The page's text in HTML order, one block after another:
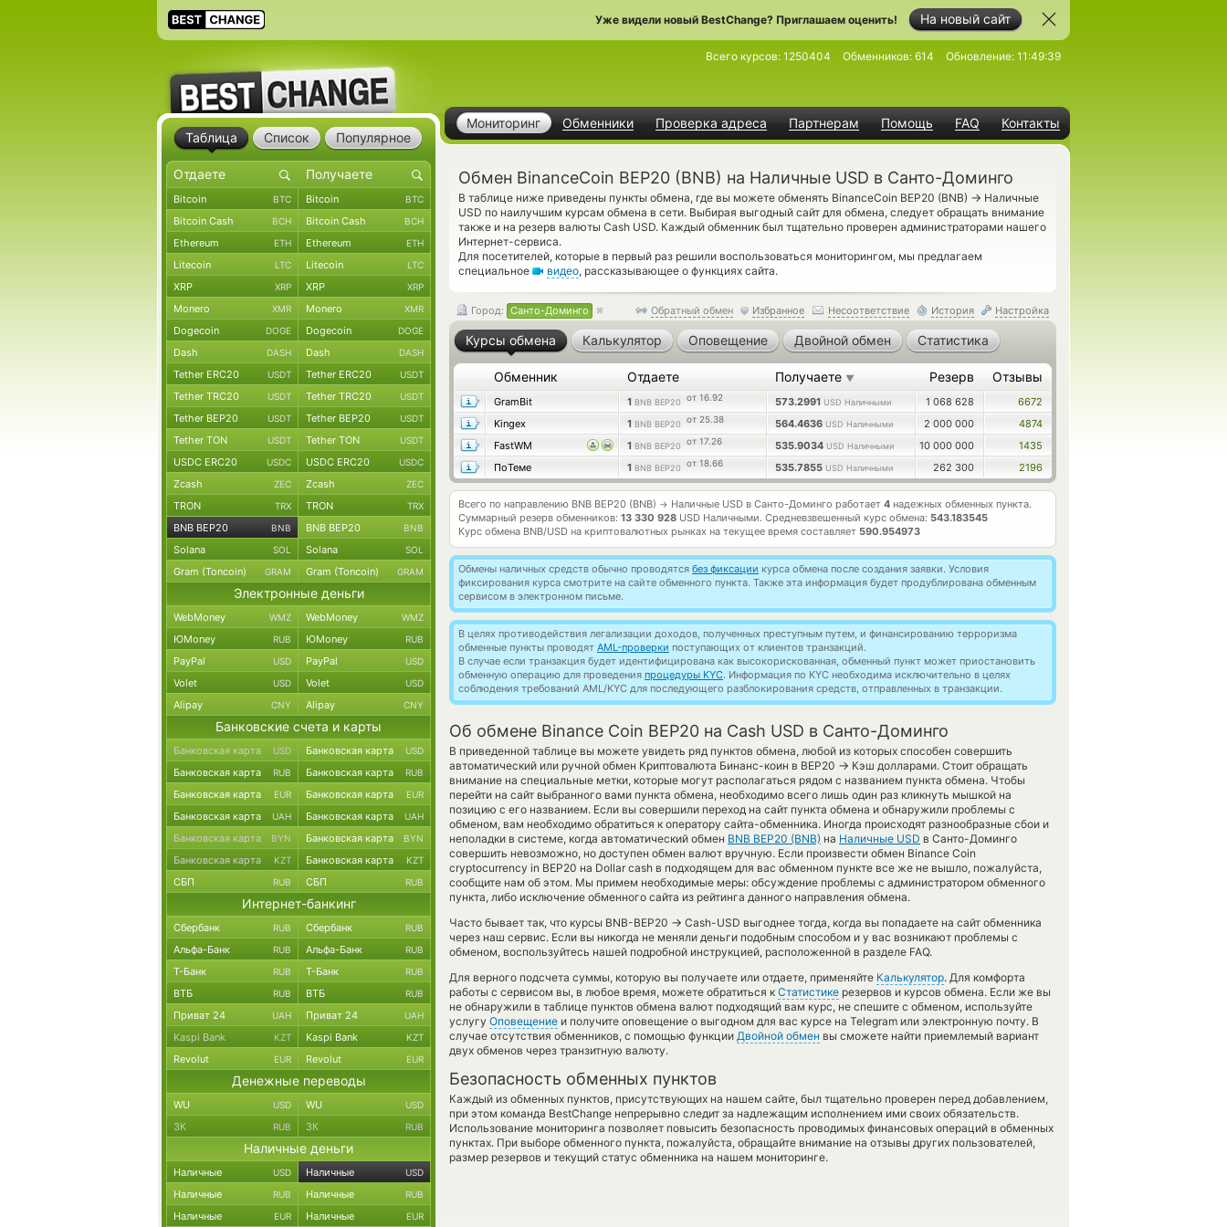
На новый сайт
Уже видели новый BestChange? Приглашаем оценить!
Мониторинг Обменники Проверка адреса Партнерам Помощь FAQ Контакты
Всего курсов: 1250404 Обменников: 614 Обновление: 11:49:39
Обмен BinanceCoin BEP20 (BNB) на Наличные USD в Санто-Доминго
В таблице ниже приведены пункты обмена, где вы можете обменять BinanceCoin BEP20 (BNB) → Наличные
USD по наилучшим курсам обмена в сети. Выбирая выгодный сайт для обмена, следует обращать внимание
также и на резерв валюты Cash USD. Каждый обменник был тщательно проверен администраторами нашего
Интернет-сервиса.
Для посетителей, которые в первый раз решили воспользоваться мониторингом, мы предлагаем
специальное
видео, рассказывающее о функциях сайта.
Обратный обмен Избранное Несоответствие История Настройка
Город: Санто-Доминго
Курсы обмена Калькулятор Оповещение Двойной обмен Статистика
Обменник Отдаете Получаете ▼ Резерв Отзывы
GramBit 1 BNB BEP20 от 16.92 573.2991 USD Наличными 1 068 628
6672
Kingex
1 BNB BEP20 от 25.38 564.4636 USD Наличными 2 000 000
4874
FastWM
1 BNB BEP20 от 17.26 535.9034 USD Наличными 10 000 000
1435
ПоТеме
1 BNB BEP20 от 18.66 535.7855 USD Наличными 262 300 2196
Всего по направлению BNB BEP20 (BNB) → Наличные USD в Санто-Доминго работает 4 надежных обменных пункта.
Суммарный резерв обменников: 13 330 928 USD Наличными. Средневзвешенный курс обмена: 543.183545
Курс обмена BNB/USD на криптовалютных рынках на текущее время составляет 590.954973
Обмены наличных средств обычно проводятся без фиксации курса обмена после создания заявки. Условия
фиксирования курса смотрите на сайте обменного пункта. Также эта информация будет продублирована обменным
сервисом в электронном письме.
В целях противодействия легализации доходов, полученных преступным путем, и финансированию терроризма
обменные пункты проводят AML-проверки поступающих от клиентов транзакций.
В случае если транзакция будет идентифицирована как высокорискованная, обменный пункт может приостановить
обменную операцию для проведения процедуры KYC. Информация по KYC необходима исключительно в целях
соблюдения требований AML/KYC для последующего разблокирования средств, отправленных в транзакции.
Об обмене Binance Coin BEP20 на Cash USD в Санто-Доминго
В приведенной таблице вы можете увидеть ряд пунктов обмена, любой из которых способен совершить
автоматический или ручной обмен Криптовалюта Бинанс-коин в BEP20 → Кэш долларами. Стоит обращать
внимание на специальные метки, которые могут располагаться рядом с названием пункта обмена. Чтобы
перейти на сайт выбранного вами пункта обмена, необходимо всего лишь один раз кликнуть мышкой на
позицию с его названием. Если вы совершили переход на сайт пункта обмена и обнаружили проблемы с
обменом, вам необходимо обратиться к оператору сайта-обменника. Иногда происходят разнообразные сбои и
неполадки в системе, когда автоматический обмен BNB BEP20 (BNB) на Наличные USD в Санто-Доминго
совершить невозможно, но доступен обмен валют вручную. Если произвести обмен Binance Coin
cryptocurrency in BEP20 на Dollar cash в подходящем для вас обменном пункте все же не вышло, пожалуйста,
сообщите нам об этом. Мы примем необходимые меры: обсуждение проблемы с администратором обменного
пункта, либо исключение обменного сайта из рейтинга данного направления обмена.
Часто бывает так, что курсы BNB-BEP20 → Cash-USD выгоднее тогда, когда вы попадаете на сайт обменника
через наш сервис. Если вы никогда не меняли деньги подобным способом и у вас возникают проблемы с
обменом, воспользуйтесь нашей подробной инструкцией, расположенной в разделе FAQ.
Для верного подсчета суммы, которую вы получаете или отдаете, применяйте Калькулятор. Для комфорта
работы с сервисом вы, в любое время, можете обратиться к Статистике резервов и курсов обмена. Если же вы
не обнаружили в таблице пунктов обмена валют подходящий вам курс, не спешите с обменом, используйте
услугу Оповещение и получите оповещение о выгодном для вас курсе на Telegram или электронную почту. В
случае отсутствия обменников, с помощью функции Двойной обмен вы сможете найти приемлемый вариант
двух обменов через транзитную валюту.
Безопасность обменных пунктов
Каждый из обменных пунктов, присутствующих на нашем сайте, был тщательно проверен перед добавлением,
при этом команда BestChange непрерывно следит за надлежащим исполнением ими своих обязательств.
Использование мониторинга позволяет повысить безопасность проводимых финансовых операций в обменных
пунктах. При выборе обменного пункта, пожалуйста, обращайте внимание на отзывы других пользователей,
размер резервов и текущий статус обменника на нашем мониторинге.
Таблица Список Популярное
Bitcoin BTC Bitcoin BTC
Bitcoin Cash BCH Bitcoin Cash BCH
Ethereum ETH Ethereum ETH
Litecoin LTC Litecoin LTC
XRP XRP XRP XRP
Monero XMR Monero XMR
Dogecoin DOGE Dogecoin DOGE
Dash DASH Dash DASH
Tether ERC20 USDT Tether ERC20 USDT
Tether TRC20 USDT Tether TRC20 USDT
Tether BEP20 USDT Tether BEP20 USDT
Tether TON USDT Tether TON USDT
USDC ERC20 USDC USDC ERC20 USDC
Zcash ZEC Zcash ZEC
TRON TRX TRON TRX
BNB BEP20 BNB BNB BEP20 BNB
Solana SOL Solana SOL
Gram (Toncoin) GRAM Gram (Toncoin) GRAM
Электронные деньги
WebMoney WMZ WebMoney WMZ
ЮMoney RUB ЮMoney RUB
PayPal USD PayPal USD
Volet USD Volet USD
Alipay CNY Alipay CNY
Банковские счета и карты
Банковская карта USD Банковская карта USD
Банковская карта RUB Банковская карта RUB
Банковская карта EUR Банковская карта EUR
Банковская карта UAH Банковская карта UAH
Банковская карта BYN Банковская карта BYN
Банковская карта KZT Банковская карта KZT
СБП RUB СБП RUB
Интернет-банкинг
Сбербанк RUB Сбербанк RUB
Альфа-Банк RUB Альфа-Банк RUB
Т-Банк RUB Т-Банк RUB
ВТБ RUB ВТБ RUB
Приват 24 UAH Приват 24 UAH
Kaspi Bank KZT Kaspi Bank KZT
Revolut EUR Revolut EUR
Денежные переводы
WU USD WU USD
ЗК RUB ЗК RUB
Наличные деньги
Наличные USD Наличные USD
Наличные RUB Наличные RUB
Наличные EUR Наличные EUR